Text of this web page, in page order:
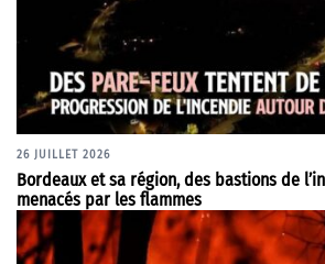
26 JUILLET 2026
Bordeaux et sa région, des bastions de
menacés par les flammes